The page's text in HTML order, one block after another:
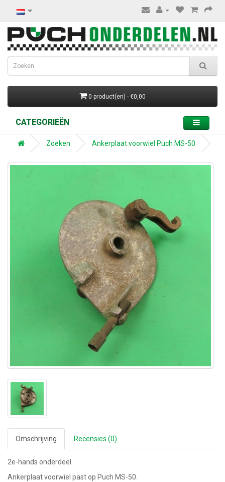
0 product(en) - €0,00
CATEGORIEËN
Zoeken Ankerplaat voorwiel Puch MS-50
Omschrijving Recensies (0)
2e-hands onderdeel.
Ankerplaat voorwiel past op Puch MS-50.